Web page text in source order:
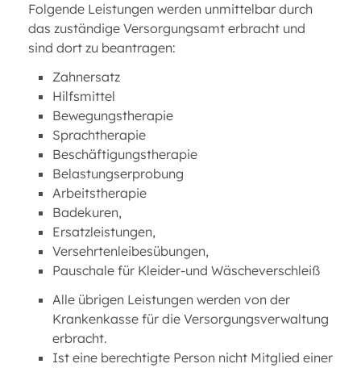
Folgende Leistungen werden unmittelbar durch
das zuständige Versorgungsamt erbracht und
sind dort zu beantragen:
Zahnersatz
Hilfsmittel
Bewegungstherapie
Sprachtherapie
Beschäftigungstherapie
Belastungserprobung
Arbeitstherapie
Badekuren,
Ersatzleistungen,
Versehrtenleibesübungen,
Pauschale für Kleider-und Wäscheverschleiß
Alle übrigen Leistungen werden von der
Krankenkasse für die Versorgungsverwaltung
erbracht.
Ist eine berechtigte Person nicht Mitglied einer